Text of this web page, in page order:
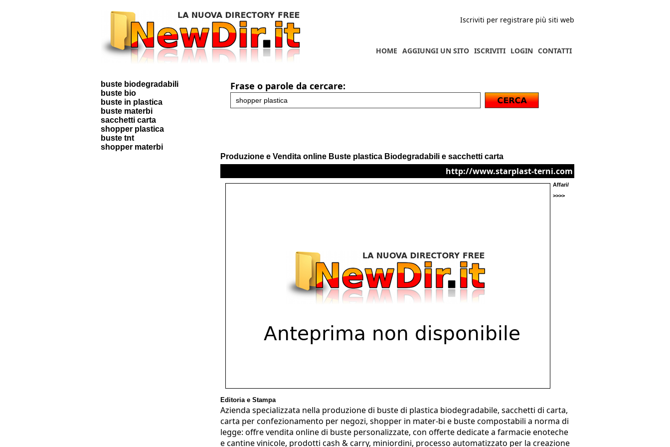
Iscriviti per registrare più siti web
CONTATTI
LOGIN
ISCRIVITI
AGGIUNGI UN SITO
HOME
buste biodegradabili
buste bio
buste in plastica
buste materbi
sacchetti carta
shopper plastica
buste tnt
shopper materbi
Frase o parole da cercare:
Produzione e Vendita online Buste plastica Biodegradabili e sacchetti carta
http://www.starplast-terni.com
Affari/
>>>>
Editoria e Stampa
Azienda specializzata nella produzione di buste di plastica biodegradabile, sacchetti di carta,
carta per confezionamento per negozi, shopper in mater-bi e buste compostabili a norma di
legge: offre vendita online di buste personalizzate, con offerte dedicate a farmacie enoteche
e cantine vinicole, prodotti cash & carry, miniordini, processo automatizzato per la creazione